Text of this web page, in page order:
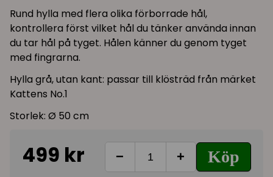
Rund hylla med flera olika förborrade hål,
kontrollera först vilket hål du tänker använda innan
du tar hål på tyget. Hålen känner du genom tyget
med fingrarna.
Hylla grå, utan kant: passar till klösträd från märket
Kattens No.1
Storlek: Ø 50 cm
499 kr − + Köp